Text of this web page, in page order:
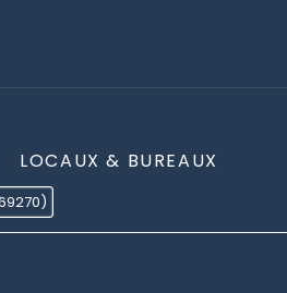
LOCAUX & BUREAUX